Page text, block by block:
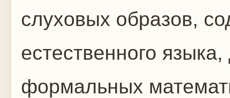
слуховых образов,
естественного
формальных